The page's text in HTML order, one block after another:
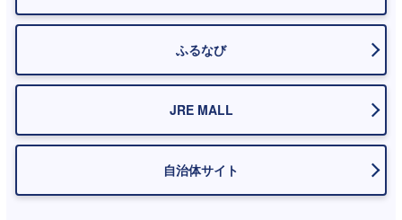
ふるなび
JRE MALL
自治体サイト